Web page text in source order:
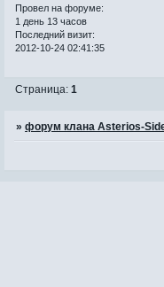
Провел на форуме:
1 день 13 часов
Последний визит:
2012-10-24 02:41:35
Страница:1
»форум клана Asterios-